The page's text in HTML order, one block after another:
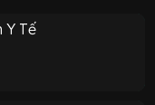
Y Tế